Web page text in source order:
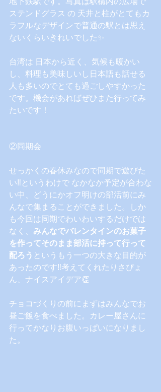
ステンドグラス の 天井と柱がとてもカ
ラフルなデザインで普通の駅とは思え
ないくらいきれいでした✨
台湾は 日本から近く、気候も暖かい
し、料理も美味しいし日本語も話せる
人も多いのでとても過ごしやすかった
です。機会があればぜひまた行ってみ
たいです！
②同期会
せっかくの春休みなので同期で遊びた
い‼というわけで なかなか予定が合わな
い中、どうにかオフ明けの部活前にみ
んなで集まることができました。しか
も今回は同期でわいわいするだけでは
なく、 みんなでバレンタインのお菓子
を作ってそのまま部活に持って行って
配ろう というもう一つの大きな目的が
あったのです‼考えてくれたりさぴょ
ん、ナイスアイデア👏
チョコづくりの前にまずはみんなでお
昼ご飯を食べました。カレー屋さんに
行ってかなりお腹いっぱいになりまし
た。